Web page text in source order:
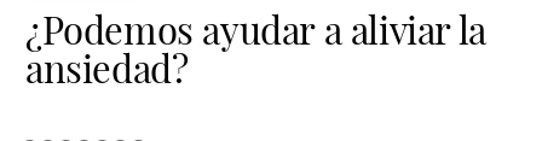
¿Podemos ayudar a aliviar la
ansiedad?